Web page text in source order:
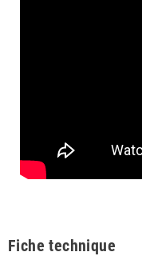
Fiche technique